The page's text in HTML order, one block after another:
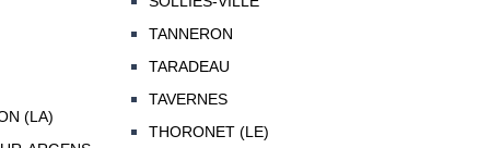
(LA)
TANNERON
TARADEAU
TAVERNES
THORONET (LE)